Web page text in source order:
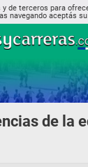
de terceros para
navegando aceptás
de la